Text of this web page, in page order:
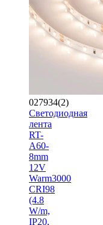
027934(2)
Светодиодная
лента
RT-
A60-
8mm
12V
Warm3000
CRI98
(4.8
W/m,
IP20,